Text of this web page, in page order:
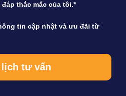
thắc mắc của tôi.*
tin cập nhật và ưu đãi từ